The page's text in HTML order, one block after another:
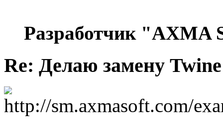
Разработчик "AXMA
Re: Делаю замену